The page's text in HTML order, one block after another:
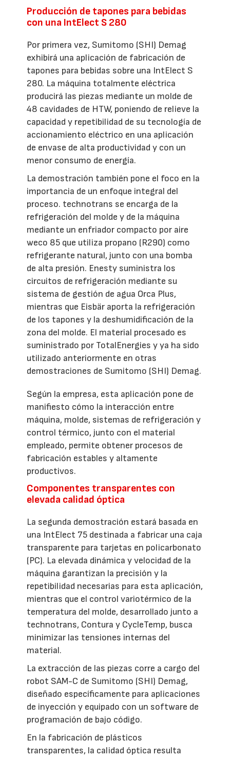
Producción de tapones para bebidas
con una IntElect S 280
Por primera vez, Sumitomo (SHI) Demag
exhibirá una aplicación de fabricación de
tapones para bebidas sobre una IntElect S
280. La máquina totalmente eléctrica
producirá las piezas mediante un molde de
48 cavidades de HTW, poniendo de relieve la
capacidad y repetibilidad de su tecnología de
accionamiento eléctrico en una aplicación
de envase de alta productividad y con un
menor consumo de energía.
La demostración también pone el foco en la
importancia de un enfoque integral del
proceso. technotrans se encarga de la
refrigeración del molde y de la máquina
mediante un enfriador compacto por aire
weco 85 que utiliza propano (R290) como
refrigerante natural, junto con una bomba
de alta presión. Enesty suministra los
circuitos de refrigeración mediante su
sistema de gestión de agua Orca Plus,
mientras que Eisbär aporta la refrigeración
de los tapones y la deshumidificación de la
zona del molde. El material procesado es
suministrado por TotalEnergies y ya ha sido
utilizado anteriormente en otras
demostraciones de Sumitomo (SHI) Demag.
Según la empresa, esta aplicación pone de
manifiesto cómo la interacción entre
máquina, molde, sistemas de refrigeración y
control térmico, junto con el material
empleado, permite obtener procesos de
fabricación estables y altamente
productivos.
Componentes transparentes con
elevada calidad óptica
La segunda demostración estará basada en
una IntElect 75 destinada a fabricar una caja
transparente para tarjetas en policarbonato
(PC). La elevada dinámica y velocidad de la
máquina garantizan la precisión y la
repetibilidad necesarias para esta aplicación,
mientras que el control variotérmico de la
temperatura del molde, desarrollado junto a
technotrans, Contura y CycleTemp, busca
minimizar las tensiones internas del
material.
La extracción de las piezas corre a cargo del
robot SAM-C de Sumitomo (SHI) Demag,
diseñado específicamente para aplicaciones
de inyección y equipado con un software de
programación de bajo código.
En la fabricación de plásticos
transparentes, la calidad óptica resulta